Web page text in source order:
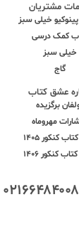
مشتریان
خیلی سبز
کمک درسی
خیلی سبز
گاج
عشق کتاب
برگزیده
مهروماه
کنکور 1405
کنکور 1406
۰۲۱۶۶۴۸۴۰۰۸